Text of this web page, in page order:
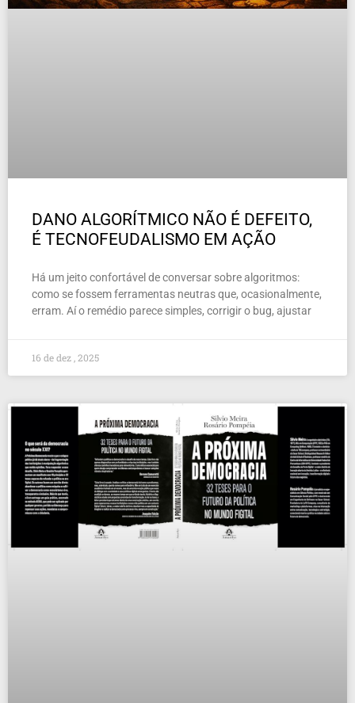
DANO ALGORÍTMICO NÃO É DEFEITO,
É TECNOFEUDALISMO EM AÇÃO
Há um jeito confortável de conversar sobre algoritmos:
como se fossem ferramentas neutras que, ocasionalmente,
erram. Aí o remédio parece simples, corrigir o bug, ajustar
16 de dez , 2025